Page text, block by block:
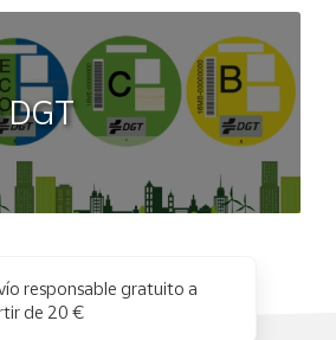
responsable gratuito a
de 20 €